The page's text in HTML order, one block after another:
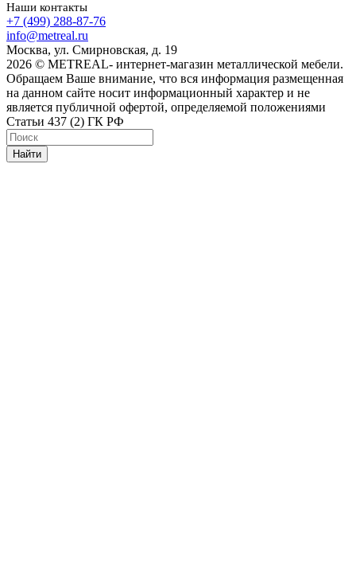
Наши контакты
+7 (499) 288-87-76
info@metreal.ru
Москва, ул. Смирновская, д. 19
2026 © METREAL- интернет-магазин металлической мебели.
Обращаем Ваше внимание, что вся информация размещенная
на данном сайте носит информационный характер и не
является публичной офертой, определяемой положениями
Статьи 437 (2) ГК РФ
Найти